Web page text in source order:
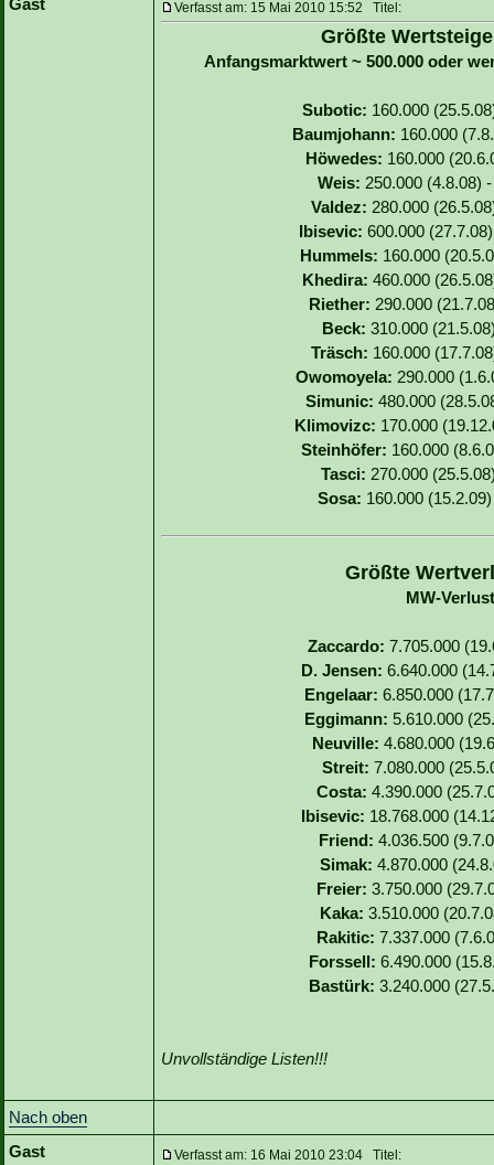
Gast
Verfasst am: 15 Mai 2010 15:52 Titel:
Größte
Anfangsmarktwert ~ 500.000 oder
Subotic: 160.000
Baumjohann: 160.000
Höwedes: 160.000
Weis: 250.000 (4.8.08)
Valdez: 280.000
Ibisevic: 600.000
Hummels: 160.000
Khedira: 460.000
Riether: 290.000
Beck: 310.000
Träsch: 160.000
Owomoyela: 290.000
Simunic: 480.000
Klimovizc: 170.000
Steinhöfer: 160.000
Tasci: 270.000
Sosa: 160.000
Größte
MW-
Zaccardo: 7.705.000
D. Jensen: 6.640.000
Engelaar: 6.850.000
Eggimann: 5.610.000
Neuville: 4.680.000
Streit: 7.080.000
Costa: 4.390.000
Ibisevic: 18.768.000
Friend: 4.036.500
Simak: 4.870.000
Freier: 3.750.000
Kaka: 3.510.000
Rakitic: 7.337.000
Forssell: 6.490.000
Bastürk: 3.240.000
Unvollständige Listen!!!
Nach oben
Gast
Verfasst am: 16 Mai 2010 23:04 Titel: